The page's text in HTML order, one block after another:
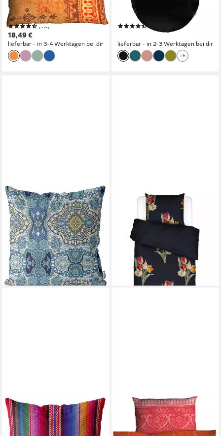
passend zur Bettwäsche in
Qualität Biber
(13)
18,49 €
lieferbar - in 3-4 Werktagen bei dir
ca. 80 cm Ø Samtkissen warm
und weich Schwarz
(81)
lieferbar - in 2-3 Werktagen bei dir
+6
VOID
Kissenbezug, (1 Stück),
Orientalisch Muster Blau
Orient Ethno Blumen Blumenr
blumenmuster
42,90 € UVP49,90 €
-14%
lieferbar - in 5-6 Werktagen bei dir
ESSENZA
Bettwäsche Tosca, Satin, 2
teilig, mit floralem Muster
ab 79,95 €
lieferbar - in 2-3 Werktagen bei dir
VOID
Kissenbezug, (1 Stück),
Handwerk Ethno ethnisch
CASATEX
Bettwäsche Indi, Satin, 2 teilig,
romantisch, orientalisch,